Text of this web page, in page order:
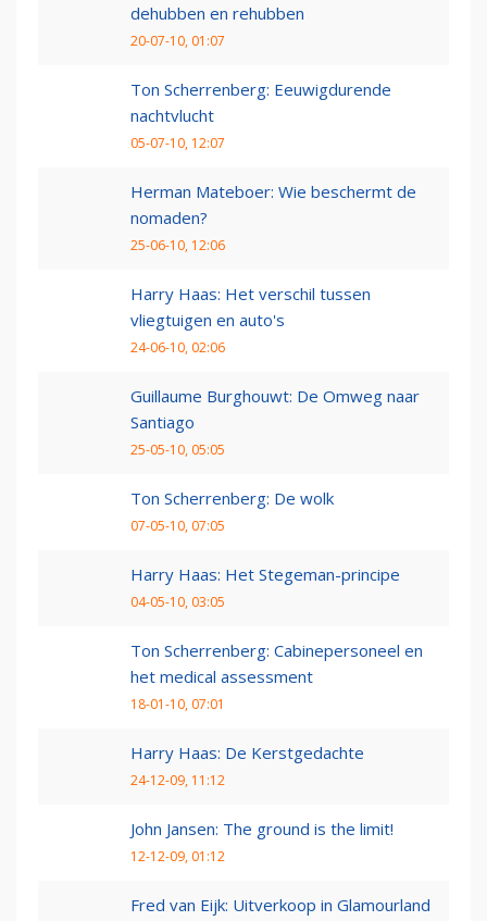
dehubben en rehubben
20-07-10, 01:07
Ton Scherrenberg: Eeuwigdurende
nachtvlucht
05-07-10, 12:07
Herman Mateboer: Wie beschermt de
nomaden?
25-06-10, 12:06
Harry Haas: Het verschil tussen
vliegtuigen en auto's
24-06-10, 02:06
Guillaume Burghouwt: De Omweg naar
Santiago
25-05-10, 05:05
Ton Scherrenberg: De wolk
07-05-10, 07:05
Harry Haas: Het Stegeman-principe
04-05-10, 03:05
Ton Scherrenberg: Cabinepersoneel en
het medical assessment
18-01-10, 07:01
Harry Haas: De Kerstgedachte
24-12-09, 11:12
John Jansen: The ground is the limit!
12-12-09, 01:12
Fred van Eijk: Uitverkoop in Glamourland